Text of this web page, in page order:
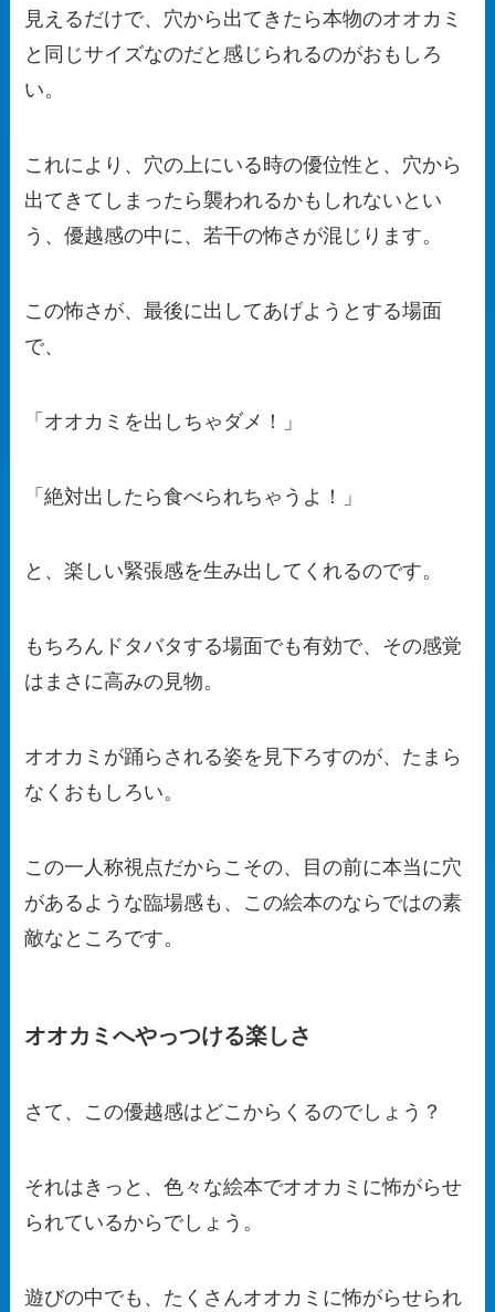
見えるだけで、穴から出てきたら本物のオオカミ
と同じサイズなのだと感じられるのがおもしろ
い。
これにより、穴の上にいる時の優位性と、穴から
出てきてしまったら襲われるかもしれないとい
う、優越感の中に、若干の怖さが混じります。
この怖さが、最後に出してあげようとする場面
で、
「オオカミを出しちゃダメ！」
「絶対出したら食べられちゃうよ！」
と、楽しい緊張感を生み出してくれるのです。
もちろんドタバタする場面でも有効で、その感覚
はまさに高みの見物。
オオカミが踊らされる姿を見下ろすのが、たまら
なくおもしろい。
この一人称視点だからこその、目の前に本当に穴
があるような臨場感も、この絵本のならではの素
敵なところです。
オオカミへやっつける楽しさ
さて、この優越感はどこからくるのでしょう？
それはきっと、色々な絵本でオオカミに怖がらせ
られているからでしょう。
遊びの中でも、たくさんオオカミに怖がらせられ